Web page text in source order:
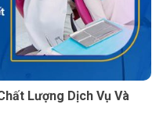
Lượng Dịch Vụ Và